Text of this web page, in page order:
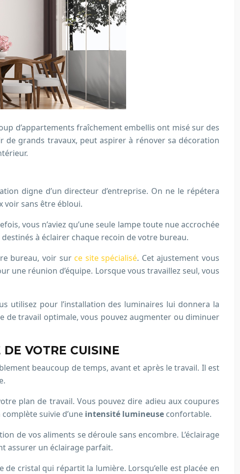
d’appartements fraîchement embellis ont misé sur des
de grands travaux, peut aspirer à rénover sa décoration
digne d’un directeur d’entreprise. On ne le répétera
voir sans être ébloui.
vous n’aviez qu’une seule lampe toute nue accrochée
à éclairer chaque recoin de votre bureau.
bureau, voir sur ce site spécialisé. Cet ajustement vous
une réunion d’équipe. Lorsque vous travaillez seul, vous
utilisez pour l’installation des luminaires lui donnera la
de travail optimale, vous pouvez augmenter ou diminuer
VOTRE CUISINE
beaucoup de temps, avant et après le travail. Il est
plan de travail. Vous pouvez dire adieu aux coupures
suivie d’une intensité lumineuse confortable.
de vos aliments se déroule sans encombre. L’éclairage
assurer un éclairage parfait.
cristal qui répartit la lumière. Lorsqu’elle est placée en